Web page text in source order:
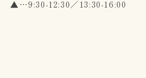
▲ …9:30-12:30／13:30-16:00